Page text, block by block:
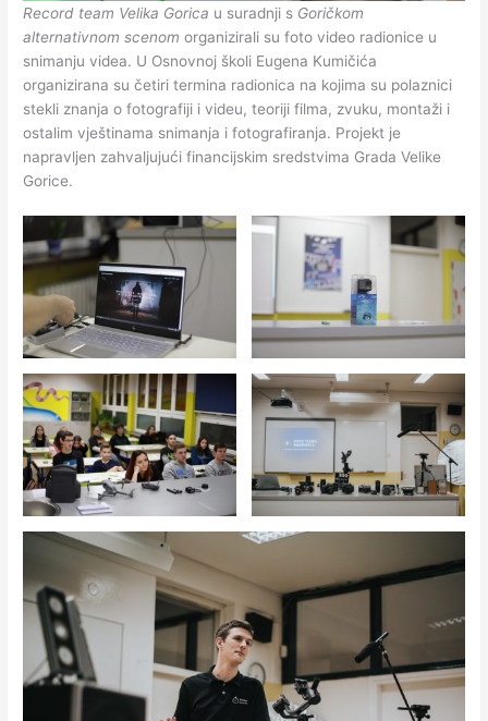
Record team Velika Gorica u suradnji s Goričkom
alternativnom scenom organizirali su foto video radionice u
snimanju videa. U Osnovnoj školi Eugena Kumičića
organizirana su četiri termina radionica na kojima su polaznici
stekli znanja o fotografiji i videu, teoriji filma, zvuku, montaži i
ostalim vještinama snimanja i fotografiranja. Projekt je
napravljen zahvaljujući financijskim sredstvima Grada Velike
Gorice.